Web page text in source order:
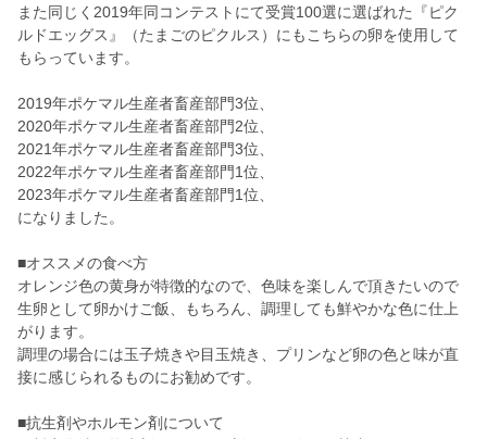
また同じく2019年同コンテストにて受賞100選に選ばれた『ピク
ルドエッグス』（たまごのピクルス）にもこちらの卵を使用して
もらっています。
2019年ポケマル生産者畜産部門3位、
2020年ポケマル生産者畜産部門2位、
2021年ポケマル生産者畜産部門3位、
2022年ポケマル生産者畜産部門1位、
2023年ポケマル生産者畜産部門1位、
になりました。
■オススメの食べ方
オレンジ色の黄身が特徴的なので、色味を楽しんで頂きたいので
生卵として卵かけご飯、もちろん、調理しても鮮やかな色に仕上
がります。
調理の場合には玉子焼きや目玉焼き、プリンなど卵の色と味が直
接に感じられるものにお勧めです。
■抗生剤やホルモン剤について